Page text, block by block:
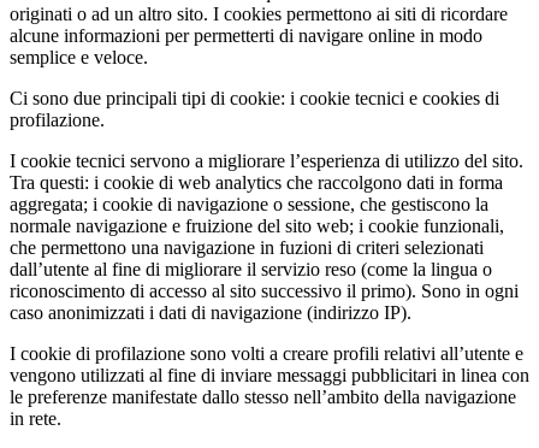
originati o ad un altro sito. I cookies permettono ai siti di ricordare
alcune informazioni per permetterti di navigare online in modo
semplice e veloce.
Ci sono due principali tipi di cookie: i cookie tecnici e cookies di
profilazione.
I cookie tecnici servono a migliorare l’esperienza di utilizzo del sito.
Tra questi: i cookie di web analytics che raccolgono dati in forma
aggregata; i cookie di navigazione o sessione, che gestiscono la
normale navigazione e fruizione del sito web; i cookie funzionali,
che permettono una navigazione in fuzioni di criteri selezionati
dall’utente al fine di migliorare il servizio reso (come la lingua o
riconoscimento di accesso al sito successivo il primo). Sono in ogni
caso anonimizzati i dati di navigazione (indirizzo IP).
I cookie di profilazione sono volti a creare profili relativi all’utente e
vengono utilizzati al fine di inviare messaggi pubblicitari in linea con
le preferenze manifestate dallo stesso nell’ambito della navigazione
in rete.